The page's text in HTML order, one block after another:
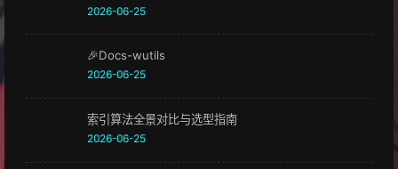
2026-06-25
🎉Docs-wutils
2026-06-25
索引算法全景对比与选型指南
2026-06-25